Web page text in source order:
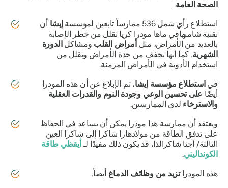
الصحة العامة.
استطلاع رأي شمل 536 ممارساً تابعين لمؤسسة
إيشاأن
تقنية شامبهافي ماها مودرا كريا تقلل من خطر الإصابة
بالعديد من الأمراض، مثل أمراض القلبومشاكل الدورة
الشهرية. كما أنها تخفف من حدة الأمراض وتقلل من
استخدام الأدوية في الأمراض المزمنة.
في استطلاع مؤسسة إيشا، تم الإبلاغ عن أن هذهالمودرا
أيضًاعلى تحسين الوعي وجودة النوم والقدرات العقلية
والاسترخاءلدى الممارسين.
ويعتقد أن ممارسة هذامودرايمكن أن يساعد في الحفاظ
على تدفق الطاقة منمولادهارا شاكراإلى شاكرا العين
الثالثة/أجنا شاكرالذا، قد يكون ذلك مفيدًا لـأيقظي طاقة
الكونداليني.
هذهالمودرا تزيد من وظائف الدماغأيضاً.